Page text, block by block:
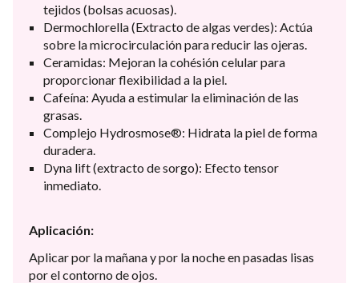
tejidos (bolsas acuosas).
Dermochlorella (Extracto de algas verdes): Actúa
sobre la microcirculación para reducir las ojeras.
Ceramidas: Mejoran la cohésión celular para
proporcionar flexibilidad a la piel.
Cafeína: Ayuda a estimular la eliminación de las
grasas.
Complejo Hydrosmose®: Hidrata la piel de forma
duradera.
Dyna lift (extracto de sorgo): Efecto tensor
inmediato.
Aplicación:
Aplicar por la mañana y por la noche en pasadas lisas
por el contorno de ojos.